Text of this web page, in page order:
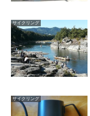
サイクリング
サイクリング